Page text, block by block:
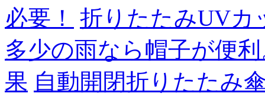
必要！
折りたたみUVカ
多少の雨なら帽子が便
果 自動開閉折りたたみ